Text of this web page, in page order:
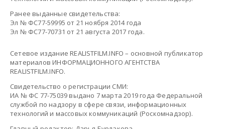
Ранее выданные свидетельства:
Эл № ФС77-59995 от 21 ноября 2014 года
Эл № ФС77-70731 от 21 августа 2017 года.
Сетевое издание REALISTFILM.INFO – основной публикатор
материалов ИНФОРМАЦИОННОГО АГЕНТСТВА
REALISTFILM.INFO.
Свидетельство о регистрации СМИ:
ИА № ФС 77-75039 выдано 7 марта 2019 года Федеральной
службой по надзору в сфере связи, информационных
технологий и массовых коммуникаций (Роскомнадзор).